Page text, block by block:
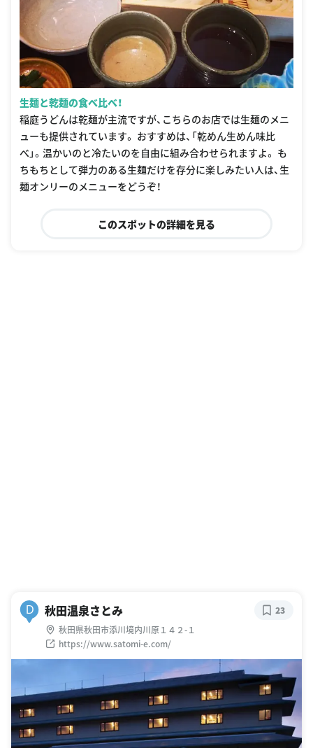
生麺と乾麺の食べ比べ！
稲庭うどんは乾麺が主流ですが、こちらのお店では生麺のメニ
ューも提供されています。 おすすめは、「乾めん生めん味比
べ」。温かいのと冷たいのを自由に組み合わせられますよ。 も
ちもちとして弾力のある生麺だけを存分に楽しみたい人は、生
麺オンリーのメニューをどうぞ！
このスポットの詳細を見る
D 秋田温泉さとみ
秋田県秋田市添川境内川原１４２-１
https://www.satomi-e.com/
23